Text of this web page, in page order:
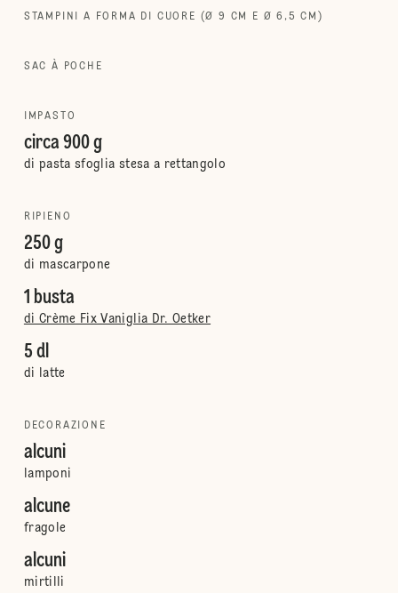
STAMPINI A FORMA DI CUORE (Ø 9 CM E Ø 6,5 CM)
SAC À POCHE
IMPASTO
circa 900 g
di pasta sfoglia stesa a rettangolo
RIPIENO
250 g
di mascarpone
1 busta
di Crème Fix Vaniglia Dr. Oetker
5 dl
di latte
DECORAZIONE
alcuni
lamponi
alcune
fragole
alcuni
mirtilli